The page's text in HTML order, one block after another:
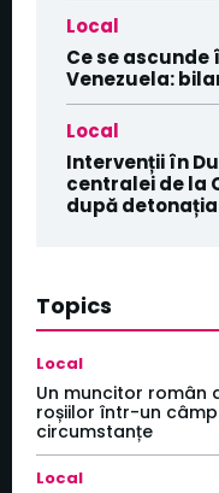
Local
Ce se
Venezuela:
Local
Intervenții în
centralei de la
după
Topics
Local
Un muncitor român
roșiilor într-un
circumstanțe
Local